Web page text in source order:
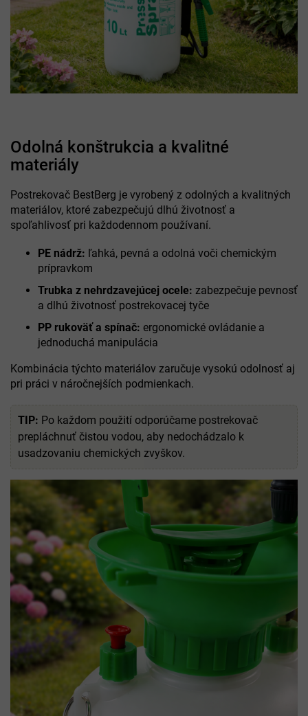
Odolná konštrukcia a kvalitné
materiály
Postrekovač BestBerg je vyrobený z odolných a kvalitných
materiálov, ktoré zabezpečujú dlhú životnosť a
spoľahlivosť pri každodennom používaní.
PE nádrž: ľahká, pevná a odolná voči chemickým
prípravkom
Trubka z nehrdzavejúcej ocele: zabezpečuje pevnosť
a dlhú životnosť postrekovacej tyče
PP rukoväť a spínač: ergonomické ovládanie a
jednoduchá manipulácia
Kombinácia týchto materiálov zaručuje vysokú odolnosť aj
pri práci v náročnejších podmienkach.
TIP: Po každom použití odporúčame postrekovač
prepláchnuť čistou vodou, aby nedochádzalo k
usadzovaniu chemických zvyškov.